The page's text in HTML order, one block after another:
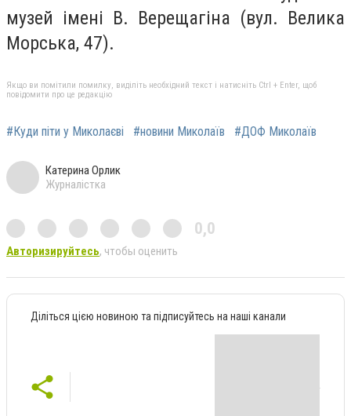
музей імені В. Верещагіна (вул. Велика
Морська, 47).
Якщо ви помітили помилку, виділіть необхідний текст і натисніть Ctrl + Enter, щоб
повідомити про це редакцію
#Куди піти у Миколаєві #новини Миколаїв #ДОФ Миколаїв
Катерина Орлик
Журналістка
0,0
Авторизируйтесь, чтобы оценить
Діліться цією новиною та підписуйтесь на наші канали